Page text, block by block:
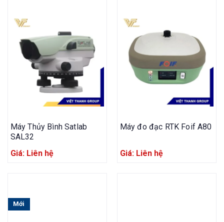
Máy Thủy Bình Satlab
SAL32
Giá: Liên hệ
Máy đo đạc RTK Foif A80
Giá: Liên hệ
Mới